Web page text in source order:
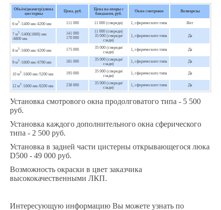
Объём/диаметр/длина
цистерны
Цена, руб.
Цена на опоры с
бандажом, руб.
Окно смотровое Волнорезы
6 м3 /1400 мм /4200 мм 111 000 11 000 (спереди) 1, сферического типа Нет
7 м3 /1400(1600) мм
/4800 мм
141 000
170 000
11 000 (спереди)
35 000 (спереди/
сзади)
1, сферического типа Да
8 м3 /1600 мм /4200 мм 175 000
35 000 (спереди/
сзади)
1, сферического типа Да
9 м3 /1600 мм /4700 мм 181 000
35 000 (спереди/
сзади)
1, сферического типа Да
10 м3 /1600 мм /5200 мм 195 000
35 000 (спереди/
сзади)
1, сферического типа Да
12 м3 /1600 мм /6200 мм 238 000
35 000 (спереди/
сзади)
1, сферического типа Да
Установка смотрового окна продолговатого типа - 5 500
руб.
Установка каждого дополнительного окна сферического
типа - 2 500 руб.
Установка в задней части цистерны открывающегося люка
D500 - 49 000 руб.
Возможность окраски в цвет заказчика
высококачественными ЛКП.
Интересующую информацию Вы можете узнать по